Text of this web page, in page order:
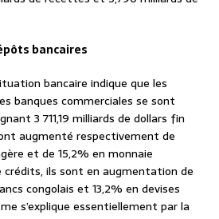
bancaires
bancaire indique que les
banques commerciales se sont
3 711,19 milliards de dollars fin
augmenté respectivement de
et de 15,2% en monnaie
crédits, ils sont en augmentation de
congolais et 13,2% en devises
s’explique essentiellement par la